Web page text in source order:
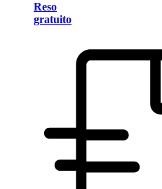
Reso
gratuito